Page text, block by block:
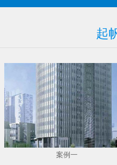
起
案例一